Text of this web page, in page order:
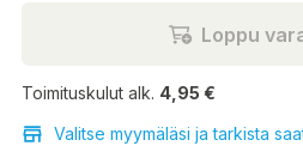
Loppu
Toimituskulut alk. 4,95 €
Valitse myymäläsi ja tarkista